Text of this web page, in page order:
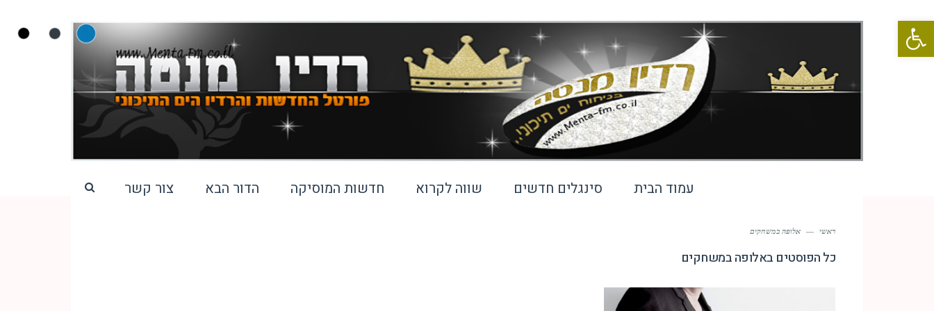
פתח סרגל נגישות
עמוד הבית סינגלים חדשים שווה לקרוא חדשות המוסיקה הדור הבא צור קשר
ראשי — אלופה במשחקים
כל הפוסטים באלופה במשחקים